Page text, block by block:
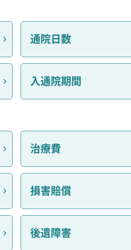
通院日数
入通院期間
治療費
損害賠償
後遺障害